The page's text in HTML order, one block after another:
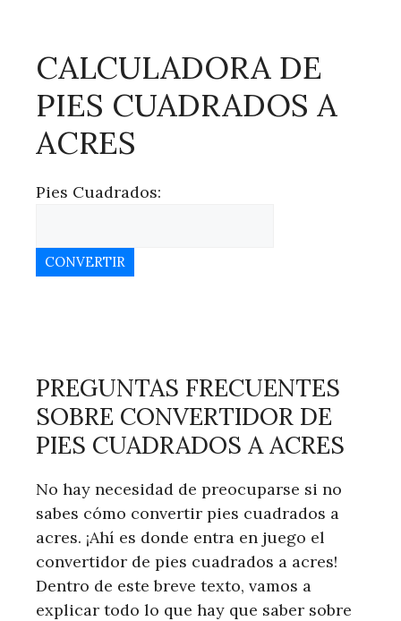
CALCULADORA DE
PIES CUADRADOS A
ACRES
Pies Cuadrados:
CONVERTIR
PREGUNTAS FRECUENTES
SOBRE CONVERTIDOR DE
PIES CUADRADOS A ACRES
No hay necesidad de preocuparse si no
sabes cómo convertir pies cuadrados a
acres. ¡Ahí es donde entra en juego el
convertidor de pies cuadrados a acres!
Dentro de este breve texto, vamos a
explicar todo lo que hay que saber sobre